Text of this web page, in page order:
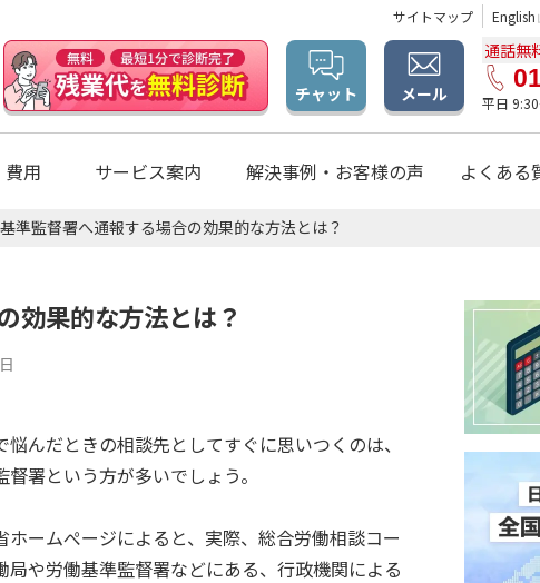
サイトマップ English
チャット メール
通話無
平日
費用 サービス案内 解決事例・お客様の声 よくある
準監督署へ通報する場合の効果的な方法とは？
効果的な方法とは？
悩んだときの相談先としてすぐに思いつくのは、
督署という方が多いでしょう。
ホームぺージによると、実際、総合労働相談コー
局や労働基準監督署などにある、行政機関による